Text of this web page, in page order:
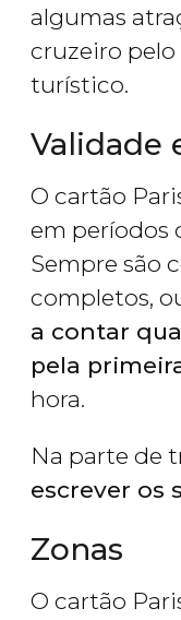
algumas
cruzeiro pelo
turístico.
Validade
O cartão
em períodos
Sempre são
completos,
a contar
pela
hora.
Na parte de
escrever os
Zonas
O cartão